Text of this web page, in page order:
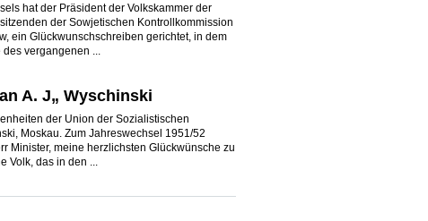
hat der Präsident der Volkskammer der
der Sowjetischen Kontrollkommission
ein Glückwunschschreiben gerichtet, in dem
vergangenen ...
A. J„ Wyschinski
der Union der Sozialistischen
Moskau. Zum Jahreswechsel 1951/52
Minister, meine herzlichsten Glückwünsche zu
Volk, das in den ...